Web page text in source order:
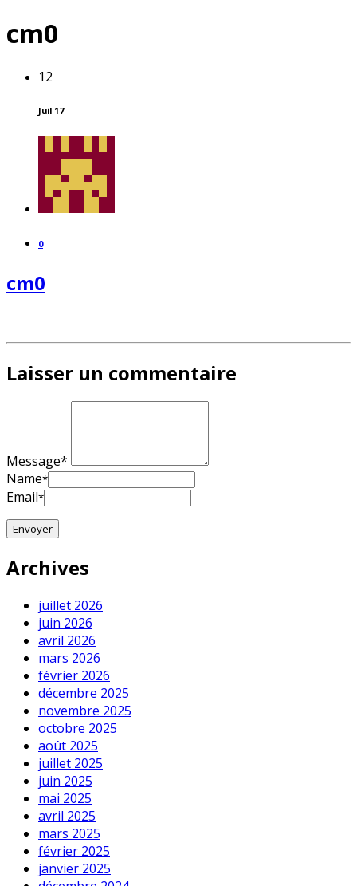
cm0
12
Juil 17
0
cm0
Laisser un commentaire
Message*
Name*
Email*
Archives
juillet 2026
juin 2026
avril 2026
mars 2026
février 2026
décembre 2025
novembre 2025
octobre 2025
août 2025
juillet 2025
juin 2025
mai 2025
avril 2025
mars 2025
février 2025
janvier 2025